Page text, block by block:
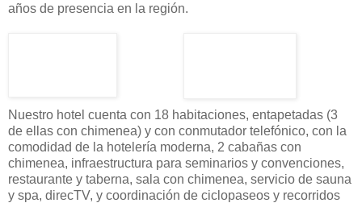
años de presencia en la región.
Nuestro hotel cuenta con 18 habitaciones, entapetadas (3
de ellas con chimenea) y con conmutador telefónico, con la
comodidad de la hotelería moderna, 2 cabañas con
chimenea, infraestructura para seminarios y convenciones,
restaurante y taberna, sala con chimenea, servicio de sauna
y spa, direcTV, y coordinación de ciclopaseos y recorridos